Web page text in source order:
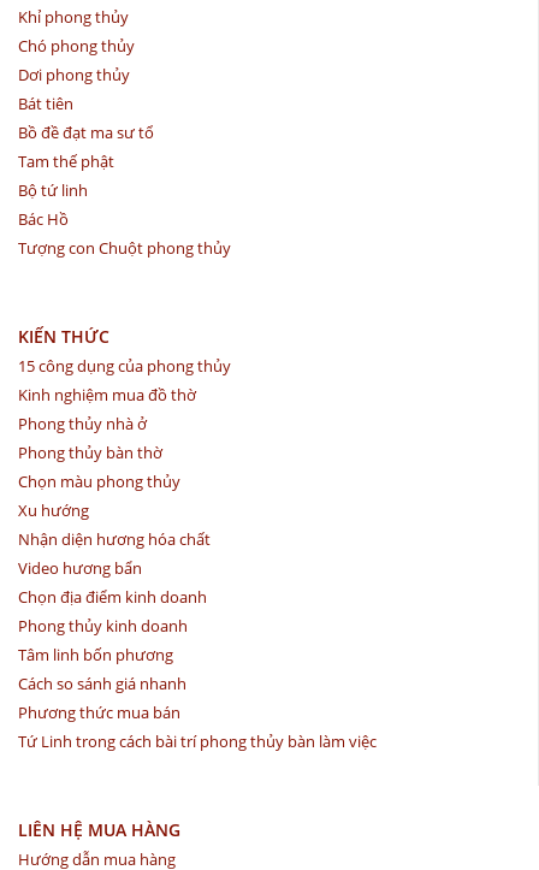
Khỉ phong thủy
Chó phong thủy
Dơi phong thủy
Bát tiên
Bồ đề đạt ma sư tổ
Tam thế phật
Bộ tứ linh
Bác Hồ
Tượng con Chuột phong thủy
KIẾN THỨC
15 công dụng của phong thủy
Kinh nghiệm mua đồ thờ
Phong thủy nhà ở
Phong thủy bàn thờ
Chọn màu phong thủy
Xu hướng
Nhận diện hương hóa chất
Video hương bẩn
Chọn địa điểm kinh doanh
Phong thủy kinh doanh
Tâm linh bốn phương
Cách so sánh giá nhanh
Phương thức mua bán
Tứ Linh trong cách bài trí phong thủy bàn làm việc
LIÊN HỆ MUA HÀNG
Hướng dẫn mua hàng